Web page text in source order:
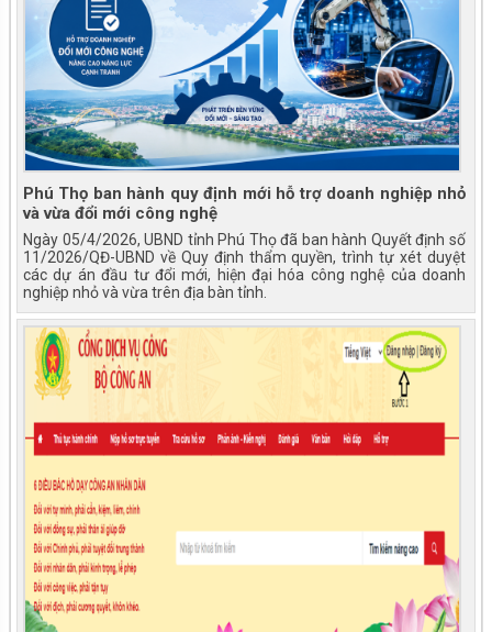
Phú Thọ ban hành quy định mới hỗ trợ doanh nghiệp nhỏ
và vừa đổi mới công nghệ
Ngày 05/4/2026, UBND tỉnh Phú Thọ đã ban hành Quyết định số
11/2026/QĐ-UBND về Quy định thẩm quyền, trình tự xét duyệt
các dự án đầu tư đổi mới, hiện đại hóa công nghệ của doanh
nghiệp nhỏ và vừa trên địa bàn tỉnh.